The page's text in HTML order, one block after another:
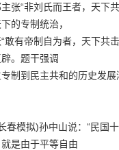
张“非刘氏而王者，天下
的专制统治，
敢有帝制自为者，天下共
。题干强调
制到民主共和的历史发
春模拟)孙中山说：“民国
是由于平等自由